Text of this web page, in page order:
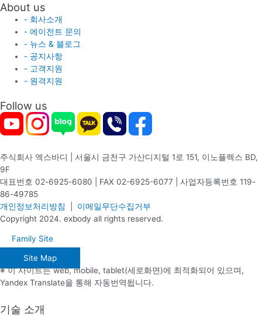
About us
- 회사소개
- 에이전트 문의
- 뉴스 & 블로그
- 공지사항
- 고객지원
- 원격지원
Follow us
주식회사 엑스바디 | 서울시 금천구 가산디지털 1로 151, 이노플렉스 BD,
9F
대표번호 02-6925-6080 | FAX 02-6925-6077 | 사업자등록번호 119-
86-49785
개인정보처리방침
이메일무단수집거부
Copyright 2024. exbody all rights reserved.
Family Site
Site Map
※ 이 사이트는 web, mobile, tablet(세로화면)에 최적화되어 있으며,
Yandex Translate을 통해 자동번역됩니다.
기술 소개